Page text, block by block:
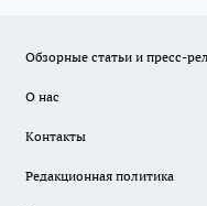
Обзорные статьи и пресс-
О нас
Контакты
Редакционная политика